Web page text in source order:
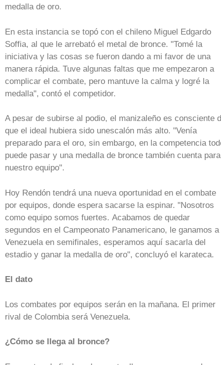
medalla de oro.
En esta instancia se topó con el chileno Miguel Edgardo
Soffia, al que le arrebató el metal de bronce. "Tomé la
iniciativa y las cosas se fueron dando a mi favor de una
manera rápida. Tuve algunas faltas que me empezaron a
complicar el combate, pero mantuve la calma y logré la
medalla", contó el competidor.
A pesar de subirse al podio, el manizaleño es consciente
que el ideal hubiera sido unescalón más alto. "Venía
preparado para el oro, sin embargo, en la competencia
puede pasar y una medalla de bronce también cuenta para
nuestro equipo".
Hoy Rendón tendrá una nueva oportunidad en el combate
por equipos, donde espera sacarse la espinar. "Nosotros
como equipo somos fuertes. Acabamos de quedar
segundos en el Campeonato Panamericano, le ganamos a
Venezuela en semifinales, esperamos aquí sacarla del
estadio y ganar la medalla de oro", concluyó el karateca.
El dato
Los combates por equipos serán en la mañana. El primer
rival de Colombia será Venezuela.
¿Cómo se llega al bronce?